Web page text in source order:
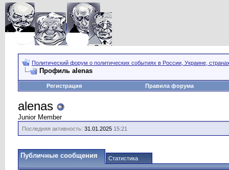
Политический форум о политических событиях в России, Украине,
Профиль alenas
Регистрация Правила форума
alenas
Junior Member
Последняя активность: 31.01.2025 15:21
Публичные сообщения Статистика